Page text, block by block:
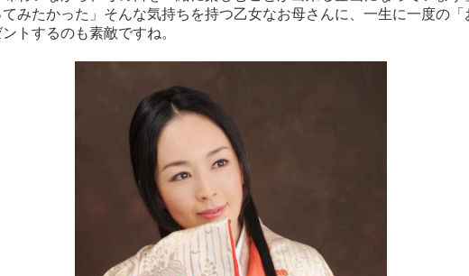
みたかった」そんな気持ちを持つ乙女なお母さんに、一生に一度の「
トするのも素敵ですね。